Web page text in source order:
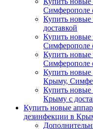
Симферополе
Купить
доставкой
Купить новые
Симферополе
Купить новые
Симферополе
Купить
Крыму,
Купить
Крыму с
Купить новые
дезинфекции в